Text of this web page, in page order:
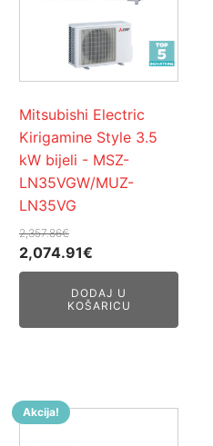
Mitsubishi Electric
Kirigamine Style 3.5
kW bijeli - MSZ-
LN35VGW/MUZ-
LN35VG
2,357.86€
Izvorna
cijena
2,074.91€
cijena
je:
DODAJ U
KOŠARICU
Akcija!